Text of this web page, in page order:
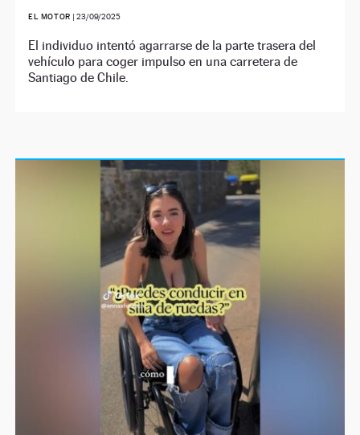
EL MOTOR | 23/09/2025
El individuo intentó agarrarse de la parte trasera del
vehículo para coger impulso en una carretera de
Santiago de Chile.